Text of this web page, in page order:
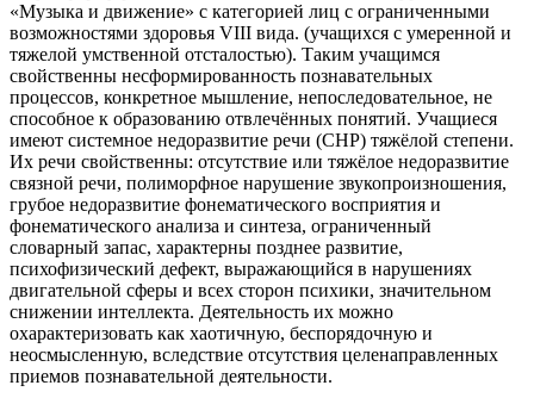
«Музыка и движение» с категорией лиц с ограниченными
возможностями здоровья VIII вида. (учащихся с умеренной и
тяжелой умственной отсталостью). Таким учащимся
свойственны несформированность познавательных
процессов, конкретное мышление, непоследовательное, не
способное к образованию отвлечённых понятий. Учащиеся
имеют системное недоразвитие речи (СНР) тяжёлой степени.
Их речи свойственны: отсутствие или тяжёлое недоразвитие
связной речи, полиморфное нарушение звукопроизношения,
грубое недоразвитие фонематического восприятия и
фонематического анализа и синтеза, ограниченный
словарный запас, характерны позднее развитие,
психофизический дефект, выражающийся в нарушениях
двигательной сферы и всех сторон психики, значительном
снижении интеллекта. Деятельность их можно
охарактеризовать как хаотичную, беспорядочную и
неосмысленную, вследствие отсутствия целенаправленных
приемов познавательной деятельности.